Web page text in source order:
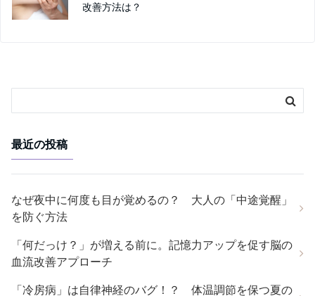
改善方法は？
最近の投稿
なぜ夜中に何度も目が覚めるの？ 大人の「中途覚醒」
を防ぐ方法
「何だっけ？」が増える前に。記憶力アップを促す脳の
血流改善アプローチ
「冷房病」は自律神経のバグ！？ 体温調節を保つ夏の